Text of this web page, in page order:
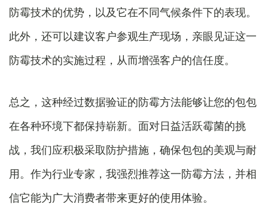
防霉技术的优势，以及它在不同气候条件下的表现。
此外，还可以建议客户参观生产现场，亲眼见证这一
防霉技术的实施过程，从而增强客户的信任度。
总之，这种经过数据验证的防霉方法能够让您的包包
在各种环境下都保持崭新。面对日益活跃霉菌的挑
战，我们应积极采取防护措施，确保包包的美观与耐
用。作为行业专家，我强烈推荐这一防霉方法，并相
信它能为广大消费者带来更好的使用体验。